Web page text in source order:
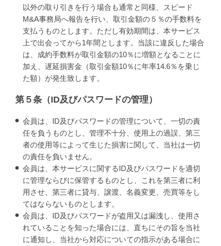
以外の取り引きを行う場合も通常と同様、スピード
M&A事務局へ報告を行い、取引金額の５％の手数料を
支払うものとします。ただし有効期間は、本サービス
上で出会ってから1年間とします。当該に違反した場合
は、成約手数料が取引金額の10％に増額となることに
加え、遅延損害金（取引金額10％に年率14.6％を乗じ
た額）が発生致します。
第５条（ID及びパスワードの管理）
会員は、ID及びパスワードの管理について、一切の責
任を負うものとし、管理不十分、使用上の過誤、第三
者の使用等によって生じた損害に関して、当社は一切
の責任を負いません。
会員は、本サービスに関するID及びパスワードを適切
に管理ならびに保管するものとし、これを第三者に利
用させ、第三者に貸与、譲渡、名義変更、売買等をし
てはならないものとします。
会員は、ID及びパスワードが盗用又は漏洩し、使用さ
れていることを知った場合には、直ちにその旨を当社
に通知し、当社から対応についての指示がある場合に